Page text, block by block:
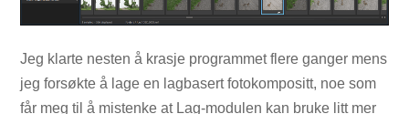
Jeg klarte nesten å krasje programmet flere ganger mens
jeg forsøkte å lage en lagbasert fotokompositt, noe som
får meg til å mistenke at Lag-modulen kan bruke litt mer